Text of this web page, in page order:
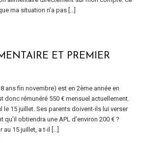
ma situation n’a pas […]
ET PREMIER
ans fin novembre) est en 2ème année en
donc rémunéré 550 € mensuel actuellement.
le 15 juillet. Ses parents doivent-ils lui verser
obtiendra une APL d’environ 200 € ?
au 15 juillet, a t-il […]